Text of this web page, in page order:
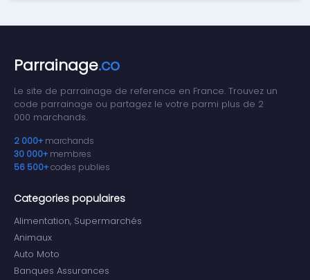
Parrainage.co
Le site de parrainage de reference en France. Trouvez un
code parrainage ou partagez le votre parmi plus de 2
000 marchands.
2 000+ marchands
30 000+ membres
56 500+codes publies
Categories populaires
Alimentation, Supermarchés
Animaux
Auto Moto
Banques Assurances